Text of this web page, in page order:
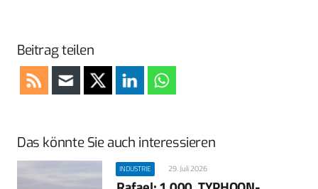
Beitrag teilen
Das könnte Sie auch interessieren
INDUSTRIE 29. Juli 2026